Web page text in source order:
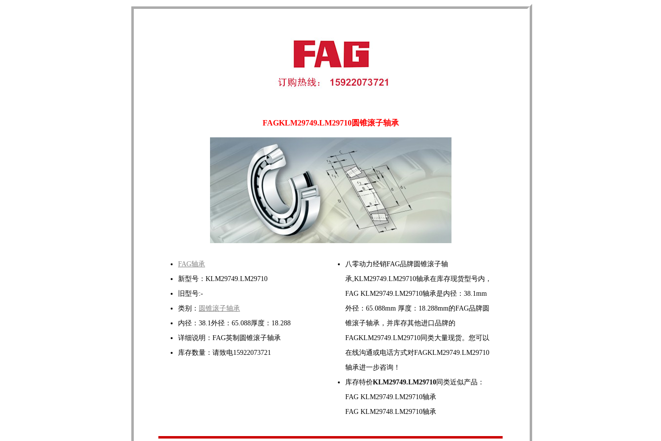
FAGKLM29749.LM29710圆锥滚子轴承
FAG轴承
新型号：KLM29749.LM29710
旧型号:-
类别： 圆锥滚子轴承
内径：38.1外径：65.088厚度：18.288
详细说明：FAG英制圆锥滚子轴承
库存数量：请致电15922073721
八零动力经销FAG品牌圆锥滚子轴
承,KLM29749.LM29710轴承在库存现货型号内，
FAG KLM29749.LM29710轴承是内径：38.1mm
外径：65.088mm 厚度：18.288mm的FAG品牌圆
锥滚子轴承，并库存其他进口品牌的
FAGKLM29749.LM29710同类大量现货。您可以
在线沟通或电话方式对FAGKLM29749.LM29710
轴承进一步咨询！
库存特价KLM29749.LM29710 同类近似产品：
FAG KLM29749.LM29710轴承
FAG KLM29748.LM29710轴承